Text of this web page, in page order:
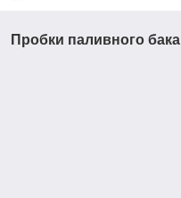
Пробки паливного бака